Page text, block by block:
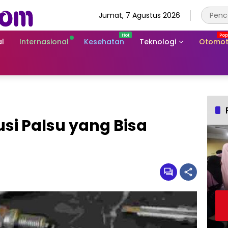
Jumat, 7 Agustus 2026
Internasional Kesehatan Teknologi
Palsu yang Bisa